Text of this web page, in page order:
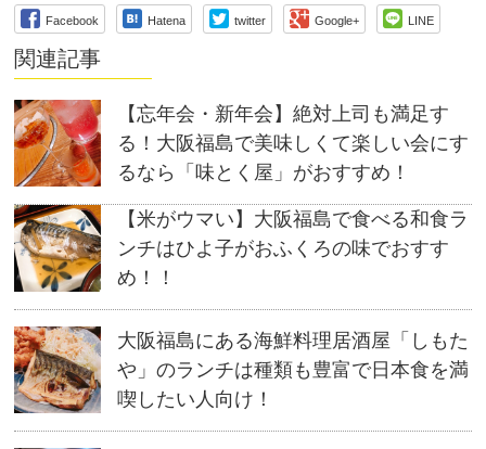
(新
し
ウ
ィ
ン
ウ
で
開
き
ま
す)
ク
だ
ウ
す)
(新
し
ウ
で
開
き
す)
Facebook Hatena twitter Google+ LINE
関連記事
【忘年会・新年会】絶対上司も満足す
る！大阪福島で美味しくて楽しい会にす
るなら「味とく屋」がおすすめ！
【米がウマい】大阪福島で食べる和食ラ
ンチはひよ子がおふくろの味でおすす
め！！
大阪福島にある海鮮料理居酒屋「しもた
や」のランチは種類も豊富で日本食を満
喫したい人向け！